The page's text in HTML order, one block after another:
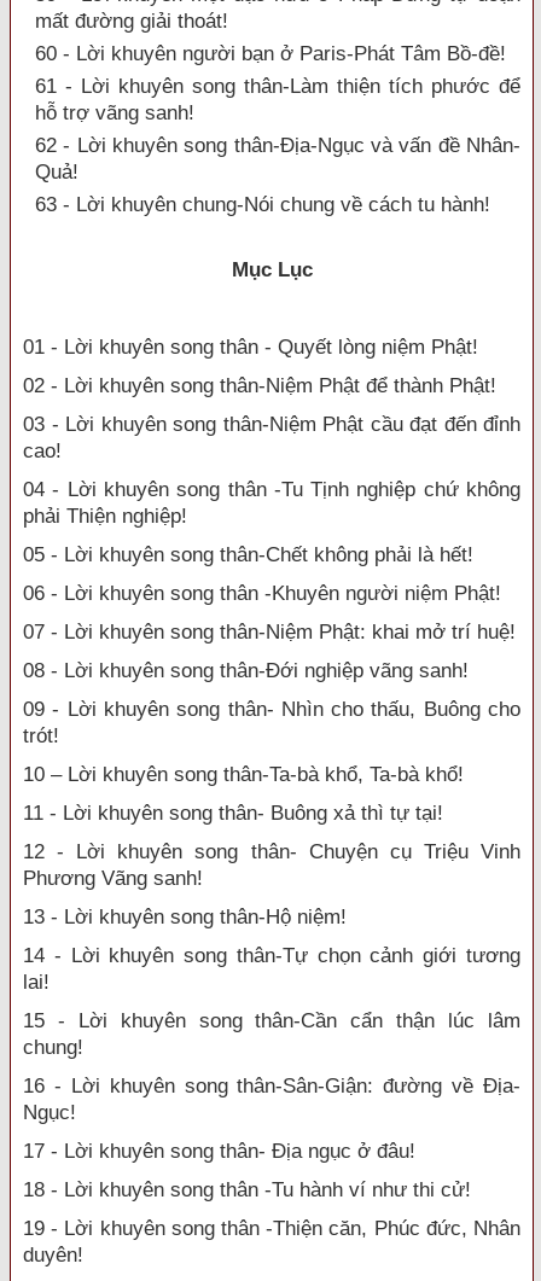
mất đường giải thoát!
60 - Lời khuyên người bạn ở Paris-Phát Tâm Bồ-đề!
61 - Lời khuyên song thân-Làm thiện tích phước để
hỗ trợ vãng sanh!
62 - Lời khuyên song thân-Địa-Ngục và vấn đề Nhân-
Quả!
63 - Lời khuyên chung-Nói chung về cách tu hành!
Mục Lục
01 - Lời khuyên song thân - Quyết lòng niệm Phật!
02 - Lời khuyên song thân-Niệm Phật để thành Phật!
03 - Lời khuyên song thân-Niệm Phật cầu đạt đến đỉnh
cao!
04 - Lời khuyên song thân -Tu Tịnh nghiệp chứ không
phải Thiện nghiệp!
05 - Lời khuyên song thân-Chết không phải là hết!
06 - Lời khuyên song thân -Khuyên người niệm Phật!
07 - Lời khuyên song thân-Niệm Phật: khai mở trí huệ!
08 - Lời khuyên song thân-Đới nghiệp vãng sanh!
09 - Lời khuyên song thân- Nhìn cho thấu, Buông cho
trót!
10 – Lời khuyên song thân-Ta-bà khổ, Ta-bà khổ!
11 - Lời khuyên song thân- Buông xả thì tự tại!
12 - Lời khuyên song thân- Chuyện cụ Triệu Vinh
Phương Vãng sanh!
13 - Lời khuyên song thân-Hộ niệm!
14 - Lời khuyên song thân-Tự chọn cảnh giới tương
lai!
15 - Lời khuyên song thân-Cần cẩn thận lúc lâm
chung!
16 - Lời khuyên song thân-Sân-Giận: đường về Địa-
Ngục!
17 - Lời khuyên song thân- Địa ngục ở đâu!
18 - Lời khuyên song thân -Tu hành ví như thi cử!
19 - Lời khuyên song thân -Thiện căn, Phúc đức, Nhân
duyên!